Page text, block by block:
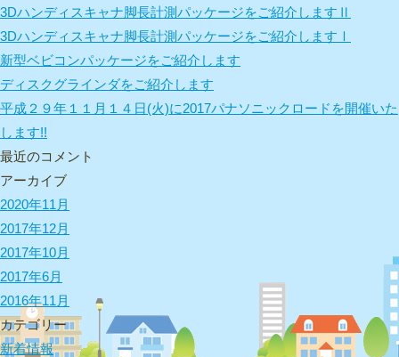
ー
シ
ョ
ン
稿:
3Dハンディスキャナ脚長計測パッケージをご紹介しますⅡ
3Dハンディスキャナ脚長計測パッケージをご紹介しますⅠ
新型ベビコンパッケージをご紹介します
ディスクグラインダをご紹介します
平成２９年１１月１４日(火)に2017パナソニックロードを開催いた
します!!
最近のコメント
アーカイブ
2020年11月
2017年12月
2017年10月
2017年6月
2016年11月
カテゴリー
新着情報